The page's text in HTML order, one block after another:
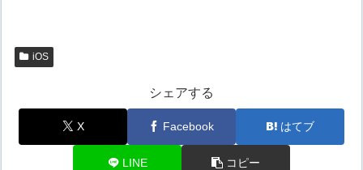
iOS
シェアする
X Facebook はてブ
LINE コピー